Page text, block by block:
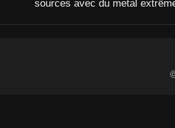
sources avec du metal